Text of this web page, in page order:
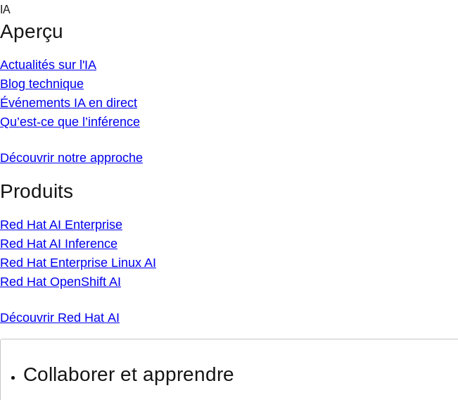
Skip
content
IA
Aperçu
Actualités sur l'IA
Blog technique
Événements IA en direct
Qu’est-ce que l’inférence
Découvrir notre approche
Produits
Red Hat AI Enterprise
Red Hat AI Inference
Red Hat Enterprise Linux AI
Red Hat OpenShift AI
Découvrir Red Hat AI
Collaborer et apprendre